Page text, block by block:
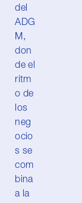
del
ADG
M,
don
de el
ritm
o de
los
neg
ocio
s se
com
bina
a la